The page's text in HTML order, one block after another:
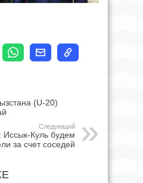
(U-20)
Следующий
Куль будем
за счет соседей